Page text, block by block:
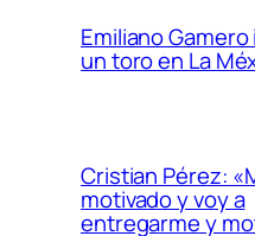
Emiliano
un toro en La
Cristian Pérez:
motivado y voy a
entregarme y